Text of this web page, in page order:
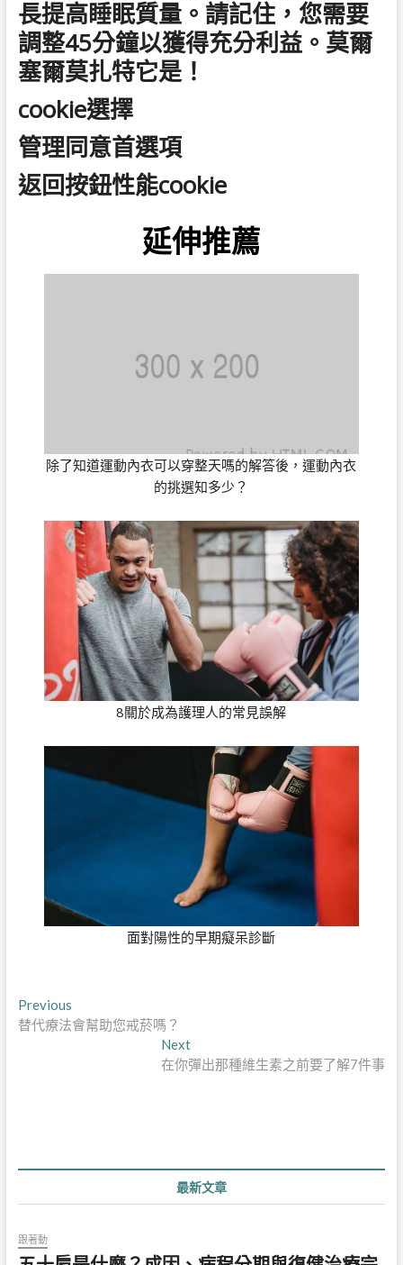
長提高睡眠質量。請記住，您需要
調整45分鐘以獲得充分利益。莫爾
塞爾莫扎特它是！
cookie選擇
管理同意首選項
返回按鈕性能cookie
延伸推薦
除了知道運動內衣可以穿整天嗎的解答後，運動內衣
的挑選知多少？
8關於成為護理人的常見誤解
面對陽性的早期癡呆診斷
文
章
PreviousPrevious
post:
替代療法會幫助您戒菸嗎？
NextNext
post:
在你彈出那種維生素之前要了解7件事
最新文章
跟著動